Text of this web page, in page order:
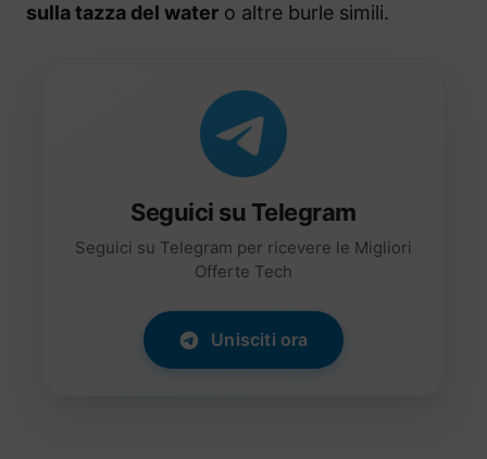
sulla tazza del water o altre burle simili.
Seguici su Telegram
Seguici su Telegram per ricevere le Migliori
Offerte Tech
Unisciti ora